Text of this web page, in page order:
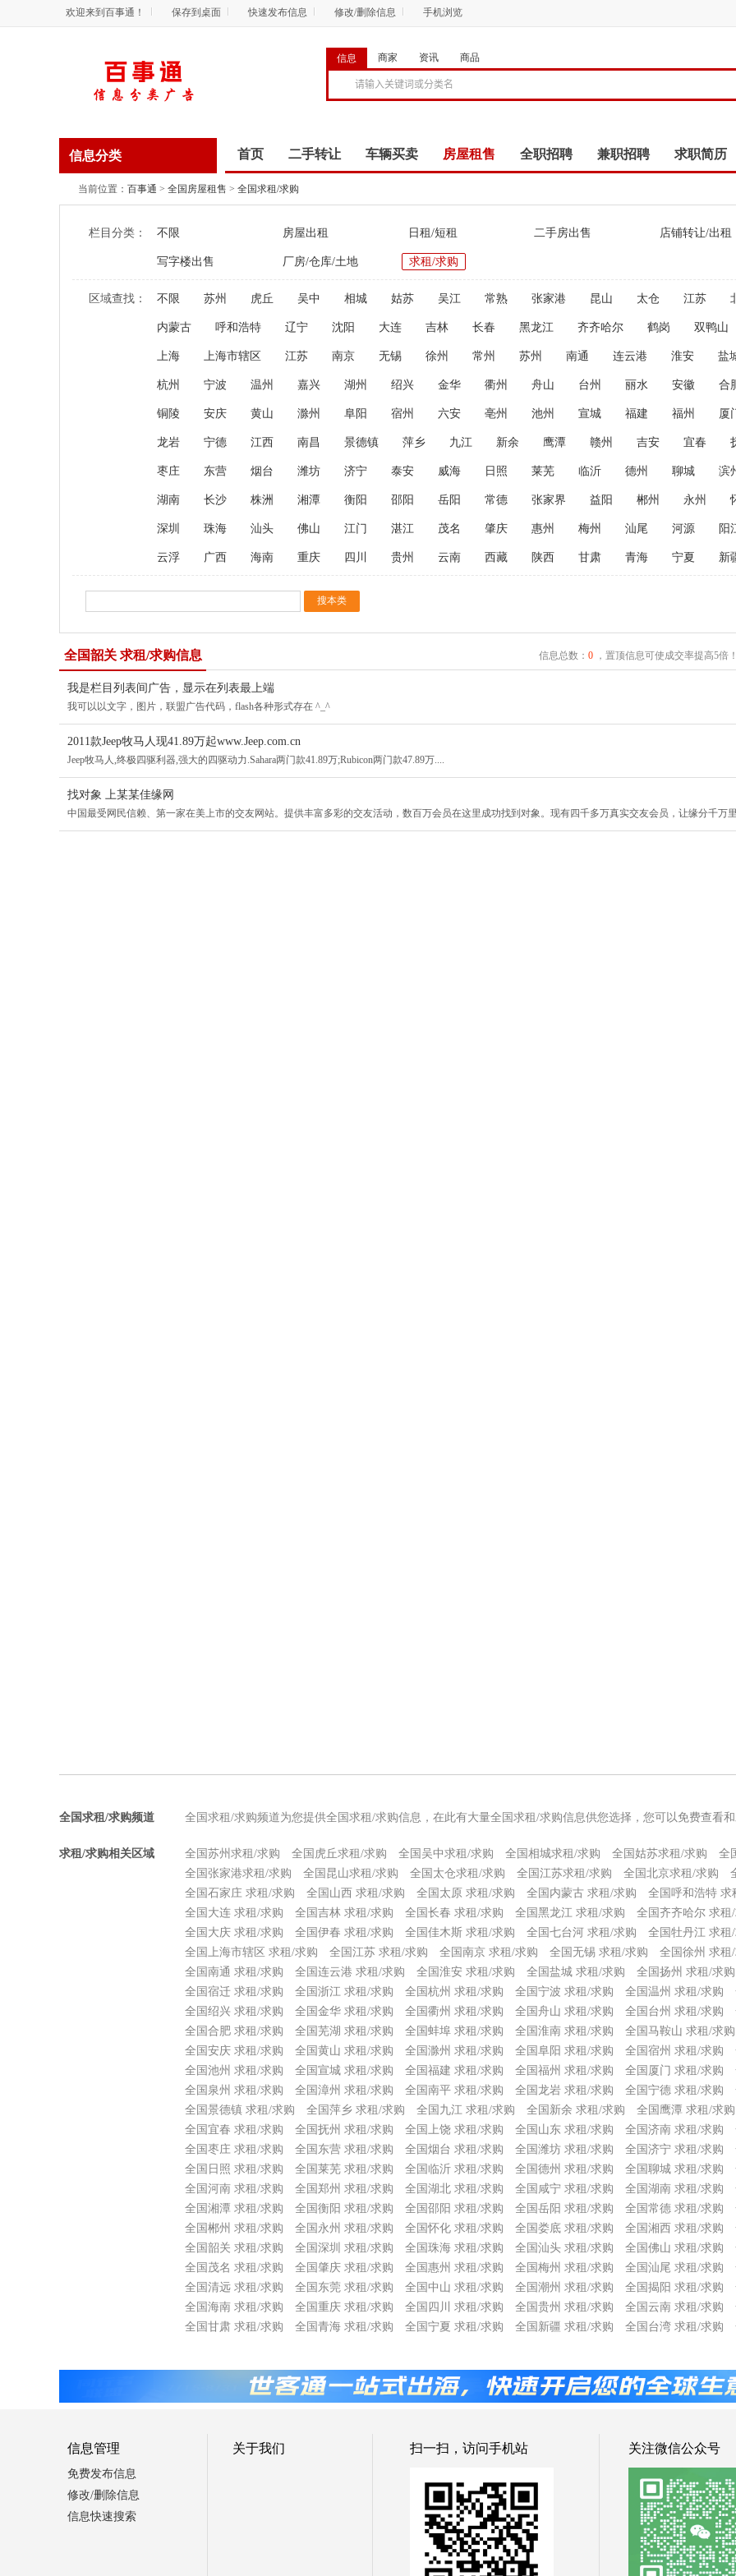
欢迎来到百事通！ 保存到桌面 快速发布信息 修改/删除信息 手机浏览
信息 商家 资讯 商品
信息分类 首页 二手转让 车辆买卖 房屋租售 全职招聘 兼职招聘 求职简历
商务服务
当前位置： 百事通 > 全国房屋租售 > 全国求租/求购
栏目分类： 不限 房屋出租 日租/短租 二手房出售 店铺转让/出租
写字楼出售 厂房/仓库/土地 求租/求购
区域查找： 不限 苏州 虎丘 吴中 相城 姑苏 吴江 常熟 张家港 昆山 太仓 江苏
内蒙古 呼和浩特 辽宁 沈阳 大连 吉林 长春 黑龙江 齐齐哈尔 鹤岗 双鸭山
上海 上海市辖区 江苏 南京 无锡 徐州 常州 苏州 南通 连云港 淮安 盐
杭州 宁波 温州 嘉兴 湖州 绍兴 金华 衢州 舟山 台州 丽水 安徽 合
铜陵 安庆 黄山 滁州 阜阳 宿州 六安 亳州 池州 宣城 福建 福州 厦
龙岩 宁德 江西 南昌 景德镇 萍乡 九江 新余 鹰潭 赣州 吉安 宜春
枣庄 东营 烟台 潍坊 济宁 泰安 威海 日照 莱芜 临沂 德州 聊城 滨
湖南 长沙 株洲 湘潭 衡阳 邵阳 岳阳 常德 张家界 益阳 郴州 永州
深圳 珠海 汕头 佛山 江门 湛江 茂名 肇庆 惠州 梅州 汕尾 河源 阳
云浮 广西 海南 重庆 四川 贵州 云南 西藏 陕西 甘肃 青海 宁夏 新
全国韶关 求租/求购信息 信息总数： 0，置顶信息可使成交率提高5倍
我是栏目列表间广告，显示在列表最上端
我可以以文字，图片，联盟广告代码，flash各种形式存在 ^_^
2011款Jeep牧马人现41.89万起www.Jeep.com.cn
Jeep牧马人,终极四驱利器,强大的四驱动力.Sahara两门款41.89万;Rubicon两门款47.89万....
找对象 上某某佳缘网
中国最受网民信赖、第一家在美上市的交友网站。提供丰富多彩的交友活动，数百万会员在这里成功找到对象。现有四千多万真实交友会员，让缘分千万
全国求租/求购频道 全国求租/求购频道为您提供全国求租/求购信息，在此有大量全国求租/求购信息供您选择，您可以免费查看
求租/求购相关区域 全国苏州求租/求购 全国虎丘求租/求购 全国吴中求租/求购 全国相城求租/求购 全国姑苏求租/求购
全
全国张家港求租/求购
全国昆山求租/求购 全国太仓求租/求购 全国江苏求租/求购 全国北京求租/求购
全国石家庄 求租/求购
全国山西 求租/求购 全国太原 求租/求购 全国内蒙古 求租/求购
全国呼和浩特 求
全国大连 求租/求购
全国吉林 求租/求购 全国长春 求租/求购 全国黑龙江 求租/求购
全国齐齐哈尔 求租
全国大庆 求租/求购
全国伊春 求租/求购 全国佳木斯 求租/求购 全国七台河 求租/求购
全国牡丹江 求租
全国上海市辖区 求租/求购
全国江苏 求租/求购 全国南京 求租/求购 全国无锡 求租/求购
全国徐州 求租
全国南通 求租/求购
全国连云港 求租/求购 全国淮安 求租/求购 全国盐城 求租/求购
全国扬州 求租/求购
全国宿迁 求租/求购
全国浙江 求租/求购 全国杭州 求租/求购 全国宁波 求租/求购 全国温州 求租/求购
全国绍兴 求租/求购
全国金华 求租/求购 全国衢州 求租/求购 全国舟山 求租/求购 全国台州 求租/求购
全国合肥 求租/求购
全国芜湖 求租/求购 全国蚌埠 求租/求购 全国淮南 求租/求购
全国马鞍山 求租/求购
全国安庆 求租/求购
全国黄山 求租/求购 全国滁州 求租/求购 全国阜阳 求租/求购 全国宿州 求租/求购
全国池州 求租/求购
全国宣城 求租/求购 全国福建 求租/求购 全国福州 求租/求购 全国厦门 求租/求购
全国泉州 求租/求购
全国漳州 求租/求购 全国南平 求租/求购 全国龙岩 求租/求购 全国宁德 求租/求购
全国景德镇 求租/求购
全国萍乡 求租/求购 全国九江 求租/求购 全国新余 求租/求购
全国鹰潭 求租/求购
全国宜春 求租/求购
全国抚州 求租/求购 全国上饶 求租/求购 全国山东 求租/求购 全国济南 求租/求购
全国枣庄 求租/求购
全国东营 求租/求购 全国烟台 求租/求购 全国潍坊 求租/求购 全国济宁 求租/求购
全国日照 求租/求购
全国莱芜 求租/求购 全国临沂 求租/求购 全国德州 求租/求购 全国聊城 求租/求购
全国河南 求租/求购
全国郑州 求租/求购 全国湖北 求租/求购 全国咸宁 求租/求购 全国湖南 求租/求购
全国湘潭 求租/求购
全国衡阳 求租/求购 全国邵阳 求租/求购 全国岳阳 求租/求购 全国常德 求租/求购
全国郴州 求租/求购
全国永州 求租/求购 全国怀化 求租/求购 全国娄底 求租/求购 全国湘西 求租/求购
全国韶关 求租/求购
全国深圳 求租/求购 全国珠海 求租/求购 全国汕头 求租/求购 全国佛山 求租/求购
全国茂名 求租/求购
全国肇庆 求租/求购 全国惠州 求租/求购 全国梅州 求租/求购 全国汕尾 求租/求购
全国清远 求租/求购
全国东莞 求租/求购 全国中山 求租/求购 全国潮州 求租/求购 全国揭阳 求租/求购
全国海南 求租/求购
全国重庆 求租/求购 全国四川 求租/求购 全国贵州 求租/求购 全国云南 求租/求购
全国甘肃 求租/求购
全国青海 求租/求购 全国宁夏 求租/求购 全国新疆 求租/求购 全国台湾 求租/求购
信息管理
免费发布信息
修改/删除信息
信息快速搜索
关于我们 扫一扫，访问手机站 关注微信公众号